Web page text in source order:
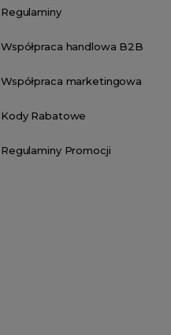
Regulaminy
Współpraca handlowa B2B
Współpraca marketingowa
Kody Rabatowe
Regulaminy Promocji